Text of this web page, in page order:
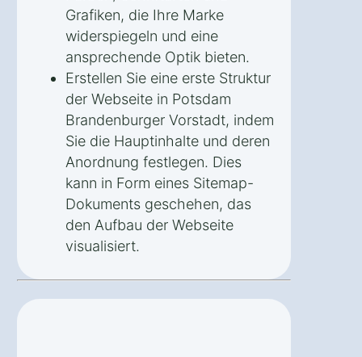
Grafiken, die Ihre Marke
widerspiegeln und eine
ansprechende Optik bieten.
Erstellen Sie eine erste Struktur
der Webseite in Potsdam
Brandenburger Vorstadt, indem
Sie die Hauptinhalte und deren
Anordnung festlegen. Dies
kann in Form eines Sitemap-
Dokuments geschehen, das
den Aufbau der Webseite
visualisiert.